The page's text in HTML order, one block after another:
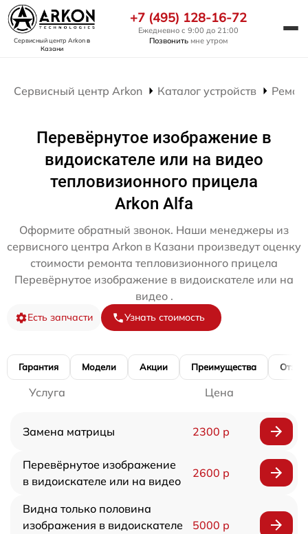
Сервисный центр Arkonв
Казани
+7 (495) 128-16-72
Ежедневно с 9:00 до 21:00
Позвонить мне утром
Сервисный центр Arkon Каталог устройств
Перевёрнутое изображение в
видоискателе или на видео
тепловизионного прицела
Arkon Alfa
Оформите обратный звонок. Наши менеджеры из
сервисного центра Arkon в Казани произведут оценку
стоимости ремонта тепловизионного прицела
Перевёрнутое изображение в видоискателе или на
видео .
Есть запчасти Узнать стоимость
Гарантия Модели Акции Преимущества
Услуга Цена
Замена матрицы 2300 р
Перевёрнутое изображение
в видоискателе или на видео
2600 р
Видна только половина
изображения в видоискателе
5000 р